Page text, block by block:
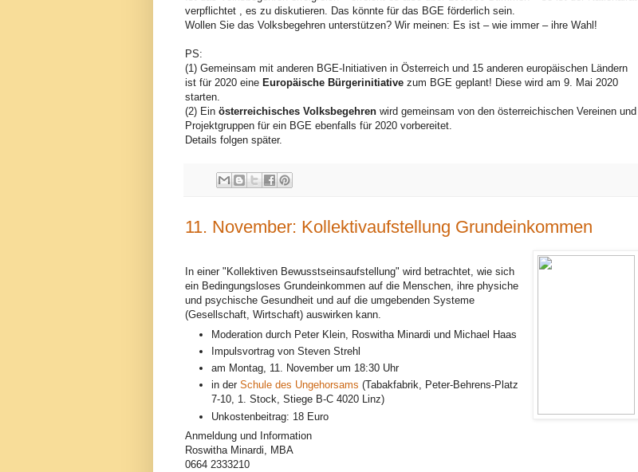
verpflichtet , es zu diskutieren. Das könnte für das BGE förderlich sein.
Wollen Sie das Volksbegehren unterstützen? Wir meinen: Es ist – wie immer – ihre Wahl!
PS:
(1) Gemeinsam mit anderen BGE-Initiativen in Österreich und 15 anderen europäischen Ländern
ist für 2020 eine Europäische Bürgerinitiative zum BGE geplant! Diese wird am 9. Mai 2020
starten.
(2) Ein österreichisches Volksbegehren wird gemeinsam von den österreichischen Vereinen und
Projektgruppen für ein BGE ebenfalls für 2020 vorbereitet.
Details folgen später.
11. November: Kollektivaufstellung Grundeinkommen
In einer "Kollektiven Bewusstseinsaufstellung" wird betrachtet, wie sich
ein Bedingungsloses Grundeinkommen auf die Menschen, ihre physiche
und psychische Gesundheit und auf die umgebenden Systeme
(Gesellschaft, Wirtschaft) auswirken kann.
Moderation durch Peter Klein, Roswitha Minardi und Michael Haas
Impulsvortrag von Steven Strehl
am Montag, 11. November um 18:30 Uhr
in der Schule des Ungehorsams (Tabakfabrik, Peter-Behrens-Platz
7-10, 1. Stock, Stiege B-C 4020 Linz)
Unkostenbeitrag: 18 Euro
Anmeldung und Information
Roswitha Minardi, MBA
0664 2333210